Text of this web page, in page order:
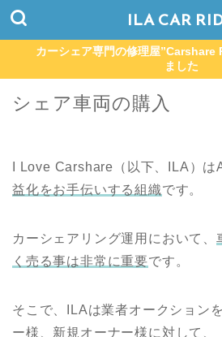
ILA CAR
カーシェア専門の修理屋”Carshare
ました
シェア車両の購入
I Love Carshare（以下、ILA）は
益化をお手伝いする組織です。
カーシェアリング運用において、
く売る事は非常に重要です。
そこで、ILAは業者オークション
ー様、新規オーナー様に対して、